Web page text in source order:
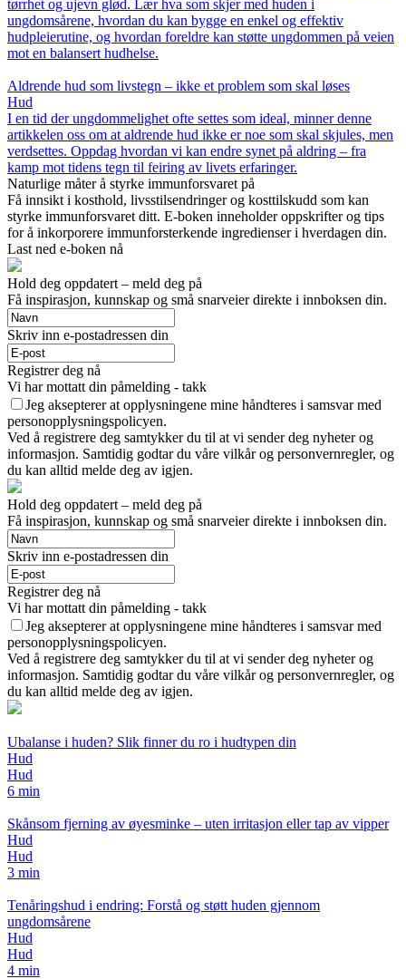
tørrhet og ujevn glød. Lær hva som skjer med huden i
ungdomsårene, hvordan du kan bygge en enkel og effektiv
hudpleierutine, og hvordan foreldre kan støtte ungdommen på veien
mot en balansert hudhelse.
Aldrende hud som livstegn – ikke et problem som skal løses
Hud
I en tid der ungdommelighet ofte settes som ideal, minner denne
artikkelen oss om at aldrende hud ikke er noe som skal skjules, men
verdsettes. Oppdag hvordan vi kan endre synet på aldring – fra
kamp mot tidens tegn til feiring av livets erfaringer.
Naturlige måter å styrke immunforsvaret på
Få innsikt i kosthold, livsstilsendringer og kosttilskudd som kan
styrke immunforsvaret ditt. E-boken inneholder oppskrifter og tips
for å inkorporere immunforsterkende ingredienser i hverdagen din.
Last ned e-boken nå
Hold deg oppdatert – meld deg på
Få inspirasjon, kunnskap og små snarveier direkte i innboksen din.
Skriv inn e-postadressen din
Registrer deg nå
Vi har mottatt din påmelding - takk
Jeg aksepterer at opplysningene mine håndteres i samsvar med
personopplysningspolicyen.
Ved å registrere deg samtykker du til at vi sender deg nyheter og
informasjon. Samtidig godtar du våre vilkår og personvernregler, og
du kan alltid melde deg av igjen.
Hold deg oppdatert – meld deg på
Få inspirasjon, kunnskap og små snarveier direkte i innboksen din.
Skriv inn e-postadressen din
Registrer deg nå
Vi har mottatt din påmelding - takk
Jeg aksepterer at opplysningene mine håndteres i samsvar med
personopplysningspolicyen.
Ved å registrere deg samtykker du til at vi sender deg nyheter og
informasjon. Samtidig godtar du våre vilkår og personvernregler, og
du kan alltid melde deg av igjen.
Ubalanse i huden? Slik finner du ro i hudtypen din
Hud
Hud
6 min
Skånsom fjerning av øyesminke – uten irritasjon eller tap av vipper
Hud
Hud
3 min
Tenåringshud i endring: Forstå og støtt huden gjennom
ungdomsårene
Hud
Hud
4 min